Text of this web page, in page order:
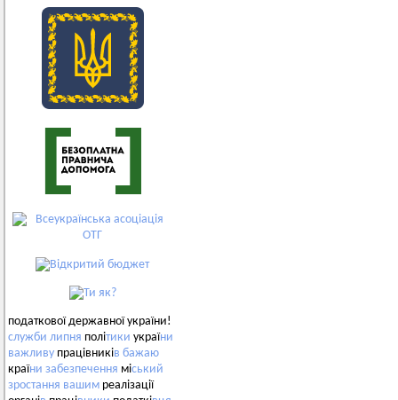
податкової державної україни!
служби липня політики україни
важливу працівників бажаю
країни забезпечення міський
зростання вашим реалізації